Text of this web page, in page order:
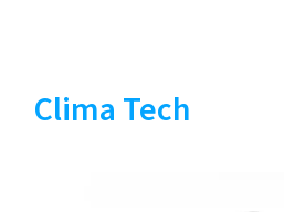
Clima Tech